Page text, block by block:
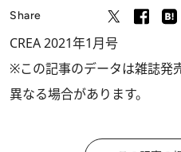
Share
CREA 2021年1月号
※この記事のデータは雑誌発
異なる場合があります。